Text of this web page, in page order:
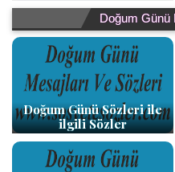
Doğum Günü
Doğum Günü Sözleri ile
ilgili Sözler